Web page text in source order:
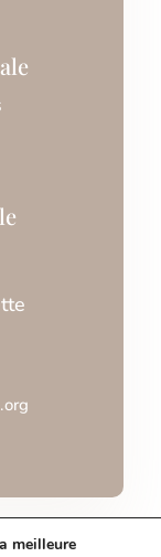
meilleure